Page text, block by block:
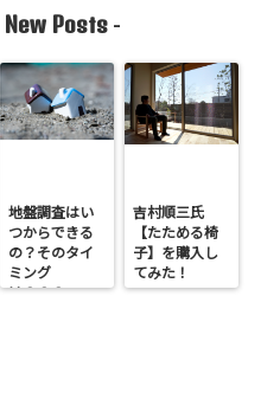
ト
New Posts -
地盤調査はい
つからできる
の？そのタイ
ミング
は？？？
吉村順三氏
【たためる椅
子】を購入し
てみた！